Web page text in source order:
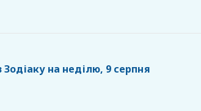
Зодіаку на неділю, 9 серпня